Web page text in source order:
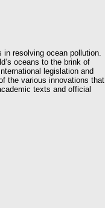
resolving ocean pollution.
oceans to the brink of
legislation and
the various innovations that
texts and official